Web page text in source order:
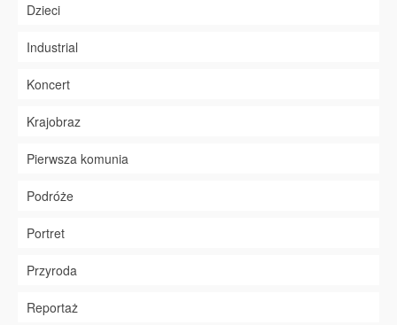
Dzieci
Industrial
Koncert
Krajobraz
Pierwsza komunia
Podróże
Portret
Przyroda
Reportaż